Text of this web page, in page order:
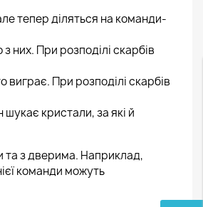
тепер діляться на команди-
них. При розподілі скарбів
При розподілі скарбів
шукає кристали, за які й
та з дверима. Наприклад,
команди можуть